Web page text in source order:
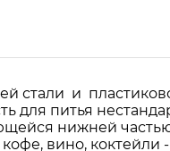
стали и
для питья
нижней
вино, коктейли